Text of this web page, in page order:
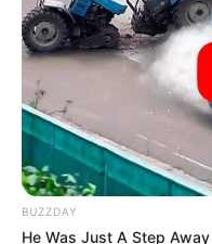
BUZZDAY
He Was Just A Step